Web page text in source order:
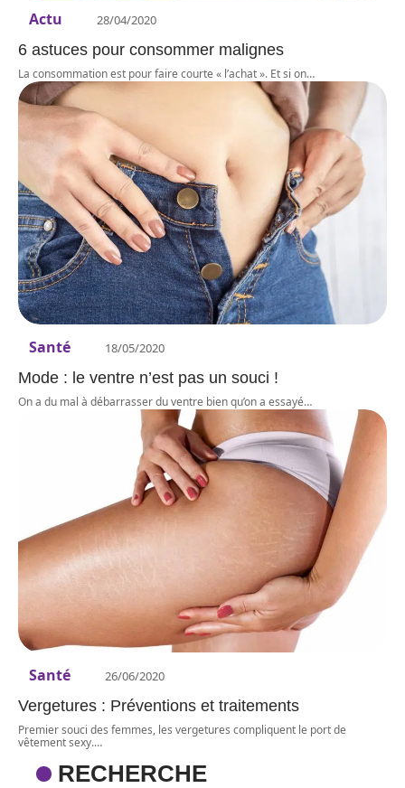
Actu 28/04/2020
6 astuces pour consommer malignes
La consommation est pour faire courte « l’achat ». Et si on…
Santé 18/05/2020
Mode : le ventre n’est pas un souci !
On a du mal à débarrasser du ventre bien qu’on a essayé…
Santé 26/06/2020
Vergetures : Préventions et traitements
Premier souci des femmes, les vergetures compliquent le port de
vêtement sexy.…
RECHERCHE